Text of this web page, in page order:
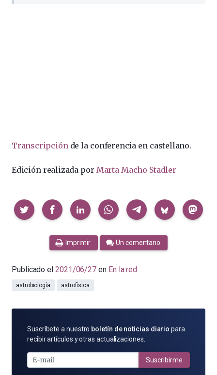
Transcripción de la conferencia en castellano.
Edición realizada por Marta Macho Stadler
Compartir
Imprimir Un comentario
Publicado el 2021/06/27 en En la red
astrobiología astrofísica
SUSCRÍBETE
POR
MAIL
Suscríbete a nuestro boletín de noticias diario para
recibir artículos y otras actualizaciones.
Suscribirme